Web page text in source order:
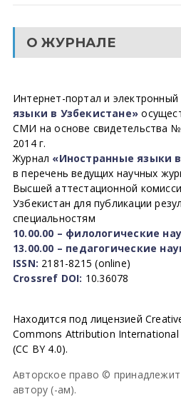
О ЖУРНАЛЕ
Интернет-портал и электронный
языки в Узбекистане»
СМИ на основе свидетельства
2014 г.
Журнал «Иностранные языки
в перечень ведущих научных
Высшей аттестационной
Узбекистан для публикации
специальностям
10.00.00 – филологические
13.00.00 – педагогические
ISSN: 2181-8215 (online)
Crossref DOI: 10.36078
Находится под лицензией
Commons Attribution International
(CC BY 4.0).
Авторское право © принадлежит
автору (-ам).